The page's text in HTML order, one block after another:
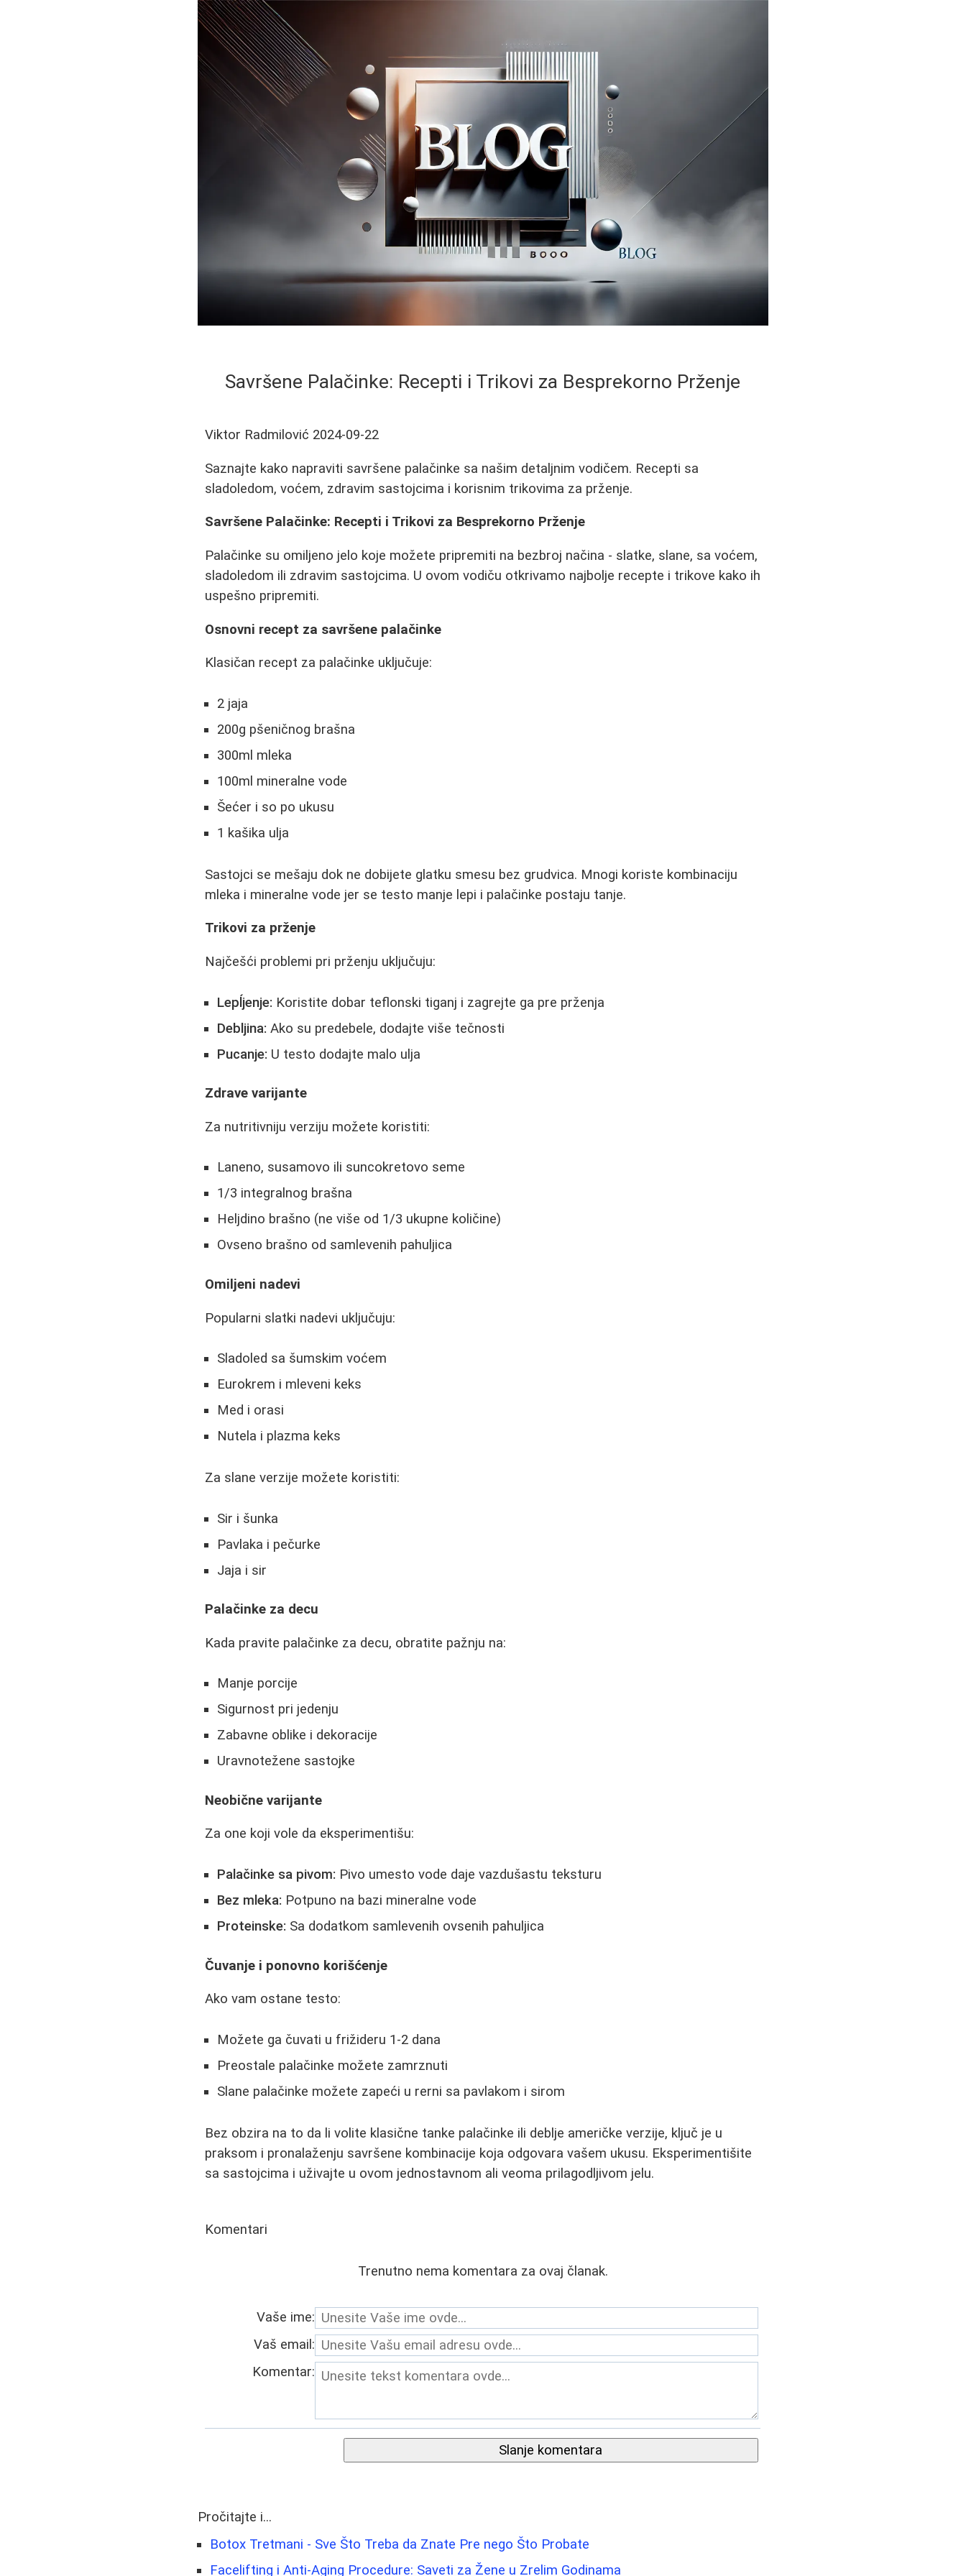
Savršene Palačinke: Recepti i Trikovi za Besprekorno Prženje
Viktor Radmilović 2024-09-22
Saznajte kako napraviti savršene palačinke sa našim detaljnim vodičem. Recepti sa
sladoledom, voćem, zdravim sastojcima i korisnim trikovima za prženje.
Savršene Palačinke: Recepti i Trikovi za Besprekorno Prženje
Palačinke su omiljeno jelo koje možete pripremiti na bezbroj načina - slatke, slane, sa voćem,
sladoledom ili zdravim sastojcima. U ovom vodiču otkrivamo najbolje recepte i trikove kako ih
uspešno pripremiti.
Osnovni recept za savršene palačinke
Klasičan recept za palačinke uključuje:
2 jaja
200g pšeničnog brašna
300ml mleka
100ml mineralne vode
Šećer i so po ukusu
1 kašika ulja
Sastojci se mešaju dok ne dobijete glatku smesu bez grudvica. Mnogi koriste kombinaciju
mleka i mineralne vode jer se testo manje lepi i palačinke postaju tanje.
Trikovi za prženje
Najčešći problemi pri prženju uključuju:
Lepĺjenje: Koristite dobar teflonski tiganj i zagrejte ga pre prženja
Debljina: Ako su predebele, dodajte više tečnosti
Pucanje: U testo dodajte malo ulja
Zdrave varijante
Za nutritivniju verziju možete koristiti:
Laneno, susamovo ili suncokretovo seme
1/3 integralnog brašna
Heljdino brašno (ne više od 1/3 ukupne količine)
Ovseno brašno od samlevenih pahuljica
Omiljeni nadevi
Popularni slatki nadevi uključuju:
Sladoled sa šumskim voćem
Eurokrem i mleveni keks
Med i orasi
Nutela i plazma keks
Za slane verzije možete koristiti:
Sir i šunka
Pavlaka i pečurke
Jaja i sir
Palačinke za decu
Kada pravite palačinke za decu, obratite pažnju na:
Manje porcije
Sigurnost pri jedenju
Zabavne oblike i dekoracije
Uravnotežene sastojke
Neobične varijante
Za one koji vole da eksperimentišu:
Palačinke sa pivom: Pivo umesto vode daje vazdušastu teksturu
Bez mleka: Potpuno na bazi mineralne vode
Proteinske: Sa dodatkom samlevenih ovsenih pahuljica
Čuvanje i ponovno korišćenje
Ako vam ostane testo:
Možete ga čuvati u frižideru 1-2 dana
Preostale palačinke možete zamrznuti
Slane palačinke možete zapeći u rerni sa pavlakom i sirom
Bez obzira na to da li volite klasične tanke palačinke ili deblje američke verzije, ključ je u
praksom i pronalaženju savršene kombinacije koja odgovara vašem ukusu. Eksperimentišite
sa sastojcima i uživajte u ovom jednostavnom ali veoma prilagodljivom jelu.
Komentari
Trenutno nema komentara za ovaj članak.
Vaše ime:
Vaš email:
Komentar:
Slanje komentara
Pročitajte i...
Botox Tretmani - Sve Što Treba da Znate Pre nego Što Probate
Facelifting i Anti-Aging Procedure: Saveti za Žene u Zrelim Godinama